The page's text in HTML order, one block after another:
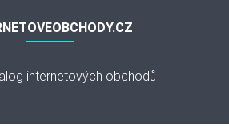
internetových obchodů